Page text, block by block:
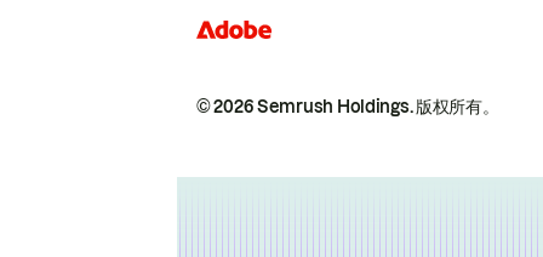
© 2026 Semrush Holdings.版权所有。